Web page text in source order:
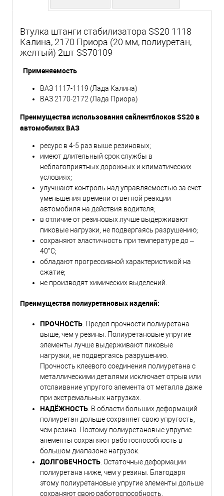
Втулка штанги стабилизатора SS20 1118
Калина, 2170 Приора (20 мм, полиуретан,
желтый) 2шт SS70109
Применяемость
ВАЗ 1117-1119 (Лада Калина)
ВАЗ 2170-2172 (Лада Приора)
Преимущества использования сайлентблоков SS20 в
автомобилях ВАЗ
ресурс в 4-5 раз выше резиновых;
имеют длительный срок службы в
неблагоприятных дорожных и климатических
условиях;
улучшают контроль над управляемостью за счёт
уменьшения времени ответной реакции
автомобиля на действия водителя;
в отличие от резиновых лучше выдерживают
пиковые нагрузки, не подвергаясь разрушению;
сохраняют эластичность при температуре до –
40˚С;
обладают прогрессивной характеристикой на
сжатие;
не производят химических выделений.
Преимущества полиуретановых изделий:
ПРОЧНОСТЬ . Предел прочности полиуретана
выше, чем у резины. Полиуретановые упругие
элементы лучше выдерживают пиковые
нагрузки, не подвергаясь разрушению.
Прочность клеевого соединения полиуретана с
металлическими деталями исключает отрыв или
отслаивание упругого элемента от металла даже
при экстремальных нагрузках.
НАДЁЖНОСТЬ . В области больших деформаций
полиуретан дольше сохраняет свою упругость,
чем резина. Поэтому полиуретановые упругие
элементы сохраняют работоспособность в
большом диапазоне нагрузок.
ДОЛГОВЕЧНОСТЬ . Остаточные деформации
полиуретана ниже, чем у резины. Благодаря
этому полиуретановые упругие элементы дольше
сохраняют свою работоспособность.